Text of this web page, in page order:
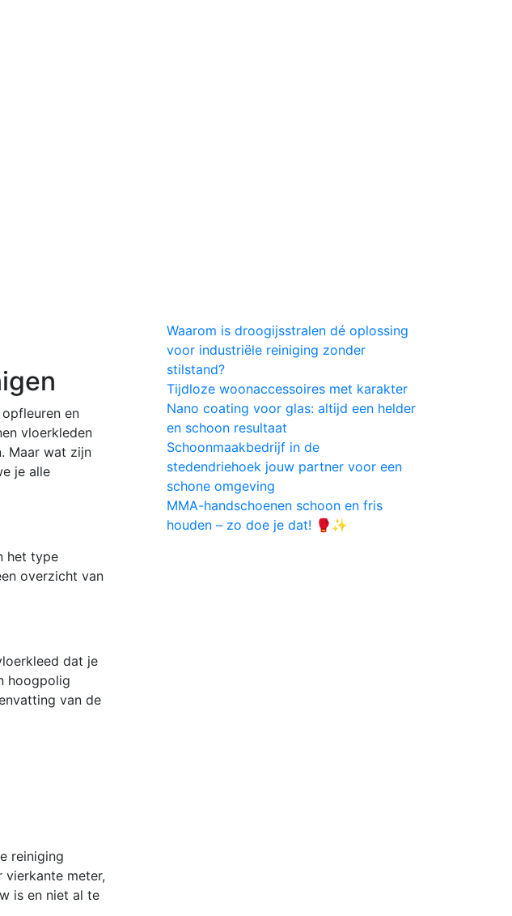
en
vloerkleden
Maar wat zijn
je alle
het type
overzicht van
dat je
hoogpolig
van de
reiniging
meter,
is en niet al te
Waarom is droogijsstralen dé oplossing
voor industriële reiniging zonder
stilstand?
Tijdloze woonaccessoires met karakter
Nano coating voor glas: altijd een helder
en schoon resultaat
Schoonmaakbedrijf in de
stedendriehoek jouw partner voor een
schone omgeving
MMA-handschoenen schoon en fris
houden – zo doe je dat! 🥊✨